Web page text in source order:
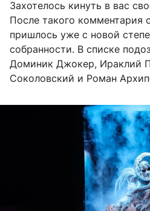
Захотелось кинуть в вас
После такого комментария
пришлось уже с новой
собранности. В списке
Доминик Джокер, Ираклий
Соколовский и Роман